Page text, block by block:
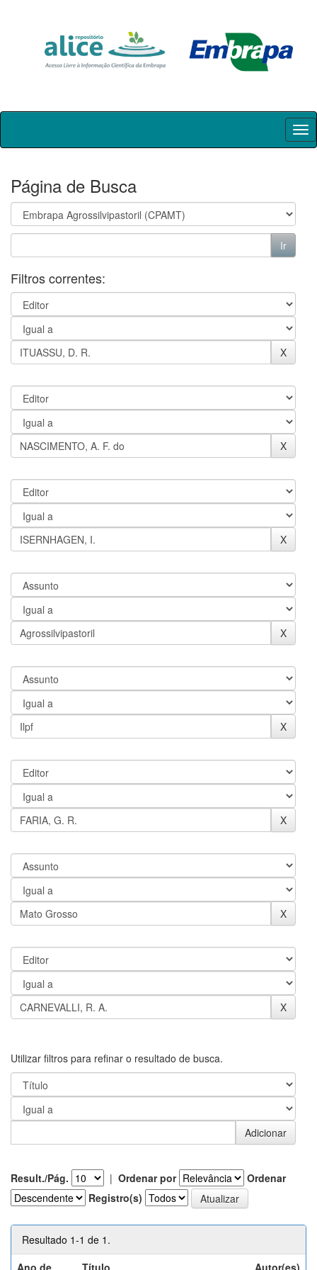
Skip
Página de Busca
Filtros correntes:
Utilizar filtros para refinar o resultado de busca.
Result./Pág. | Ordenar por
Ordenar
Registro(s)
Resultado 1-1 de 1.
Ano de
Título Autor(es)